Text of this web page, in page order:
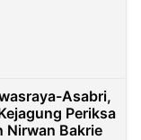
Asabri,
Periksa
Nirwan Bakrie